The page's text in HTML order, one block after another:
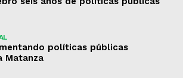
políticas públicas
Matanza